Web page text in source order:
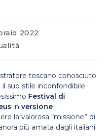
2022
toscano conosciuto
suo stile inconfondibile
Festival di
inversione
la valorosa “missione” di
più amata dagli italiani.